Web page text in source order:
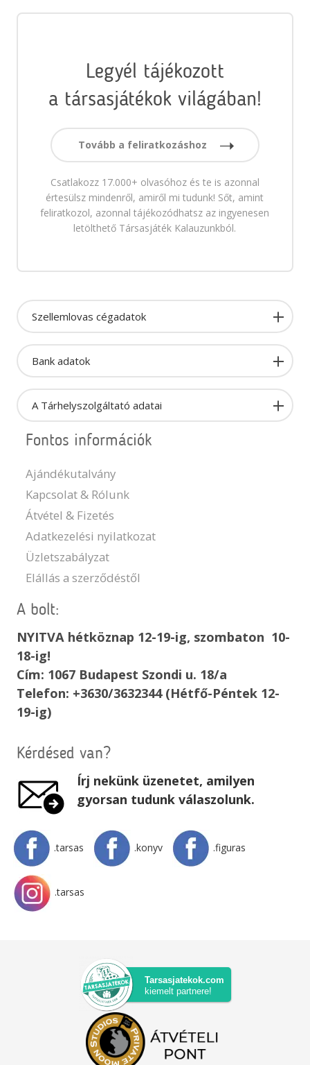
Legyél tájékozott
a társasjátékok világában!
Tovább a feliratkozáshoz
Csatlakozz 17.000+ olvasóhoz és te is azonnal
értesülsz mindenről, amiről mi tudunk! Sőt, amint
feliratkozol, azonnal tájékozódhatsz az ingyenesen
letölthető Társasjáték Kalauzunkból.
Szellemlovas cégadatok
Bank adatok
A Tárhelyszolgáltató adatai
Fontos információk
Ajándékutalvány
Kapcsolat & Rólunk
Átvétel & Fizetés
Adatkezelési nyilatkozat
Üzletszabályzat
Elállás a szerződéstől
A bolt:
NYITVA hétköznap 12-19-ig, szombaton 10-
18-ig!
Cím: 1067 Budapest Szondi u. 18/a
Telefon: +3630/3632344 (Hétfő-Péntek 12-
19-ig)
Kérdésed van?
Írj nekünk üzenetet, amilyen
gyorsan tudunk válaszolunk.
.tarsas .konyv .figuras
.tarsas
Tarsasjatekok.com
kiemelt partnere!